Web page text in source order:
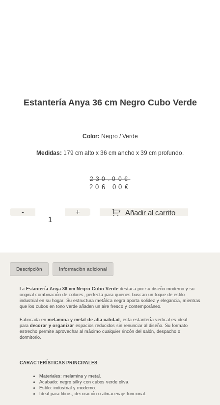
Estantería Anya 36 cm Negro Cubo Verde
Color: Negro / Verde
Medidas: 179 cm alto x 36 cm ancho x 39 cm profundo.
230.00€
206.00 €
- + Añadir al carrito
Descripción Información adicional
La Estantería Anya 36 cm Negro Cubo Verde destaca por su diseño moderno y su
original combinación de colores, perfecta para quienes buscan un toque de estilo
industrial en su hogar. Su estructura metálica negra aporta solidez y elegancia, mientras
que los cubos en tono verde añaden un aire fresco y contemporáneo.
Fabricada en melamina y metal de alta calidad
, esta estantería vertical es ideal
para decorar y organizar espacios reducidos sin renunciar al diseño. Su formato
estrecho permite aprovechar al máximo cualquier rincón del salón, despacho o
dormitorio.
CARACTERÍSTICAS PRINCIPALES:
Materiales: melamina y metal.
Acabado: negro silky con cubos verde oliva.
Estilo: industrial y moderno.
Ideal para libros, decoración o almacenaje funcional.